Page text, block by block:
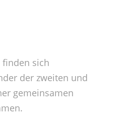
finden sich
der zweiten und
gemeinsamen